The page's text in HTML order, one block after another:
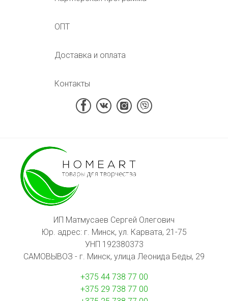
ОПТ
Доставка и оплата
Контакты
ИП Матмусаев Сергей Олегович
Юр. адрес: г. Минск, ул. Карвата, 21-75
УНП 192380373
САМОВЫВОЗ - г. Минск, улица Леонида Беды, 29
+375 44 738 77 00
+375 29 738 77 00